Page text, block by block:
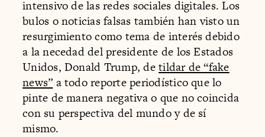
intensivo de las redes sociales digitales. Los
bulos o noticias falsas también han visto un
resurgimiento como tema de interés debido
a la necedad del presidente de los Estados
Unidos, Donald Trump, detildar de “fake
news” a todo reporte periodístico que lo
pinte de manera negativa o que no coincida
con su perspectiva del mundo y de sí
mismo.